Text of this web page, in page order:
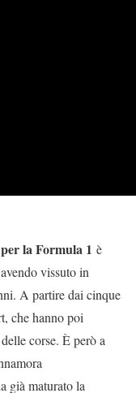
la Formula 1 è
vissuto in
A partire dai cinque
che hanno poi
corse. È però a
già maturato la